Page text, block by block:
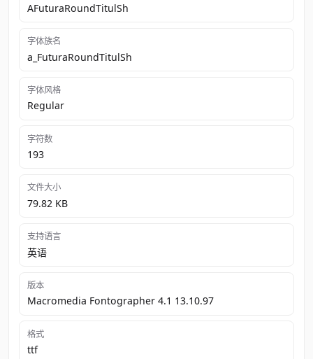
AFuturaRoundTitulSh
字体族名
a_FuturaRoundTitulSh
字体风格
Regular
字符数
193
文件大小
79.82 KB
支持语言
英语
版本
Macromedia Fontographer 4.1 13.10.97
格式
ttf